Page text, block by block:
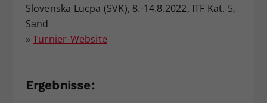
Slovenska Lucpa (SVK), 8.-14.8.2022, ITF Kat. 5,
Sand
» Turnier-Website
Ergebnisse: